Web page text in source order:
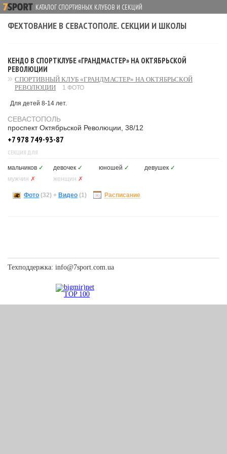
КАТАЛОГ СПОРТИВНЫХ КЛУБОВ И СЕКЦИЙ
ФЕХТОВАНИЕ В СЕВАСТОПОЛЕ. СЕКЦИИ И ШКОЛЫ
КЕНДО В СПОРТКЛУБЕ «ГРАНДМАСТЕР» НА ОКТЯБРЬСКОЙ
РЕВОЛЮЦИИ
СПОРТИВНЫЙ КЛУБ «ГРАНДМАСТЕР» НА ОКТЯБРЬСКОЙ
РЕВОЛЮЦИИ
1 ФОТО
Для детей 8-14 лет.
СЕВАСТОПОЛЬ
проспект Октябрьской Революции, 38/12
+7 978 749-93-87
СЕКЦИЯ ДЛЯ
мальчиков ✓ девочек ✓ юношей ✓ девушек ✓
мужчин ✗ женщин ✗
Фото (32) + Видео (1) Расписание
Техподдержка: info@7sport.com.ua